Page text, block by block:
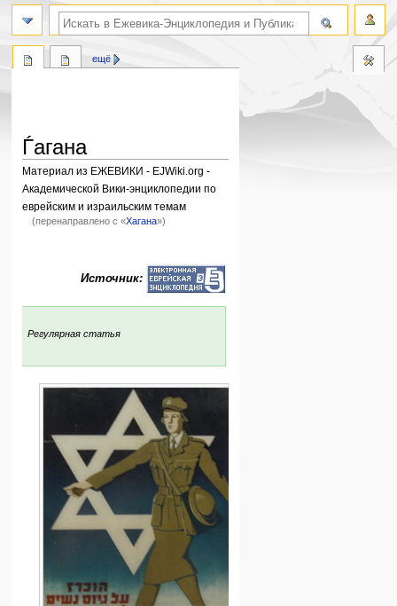
Ѓагана
Материал из ЕЖЕВИКИ - EJWiki.org -
Академической Вики-энциклопедии по
еврейским и израильским темам
(перенаправлено с «Хагана»)
Источник:
Регулярная статья
ещё
поиск по словам